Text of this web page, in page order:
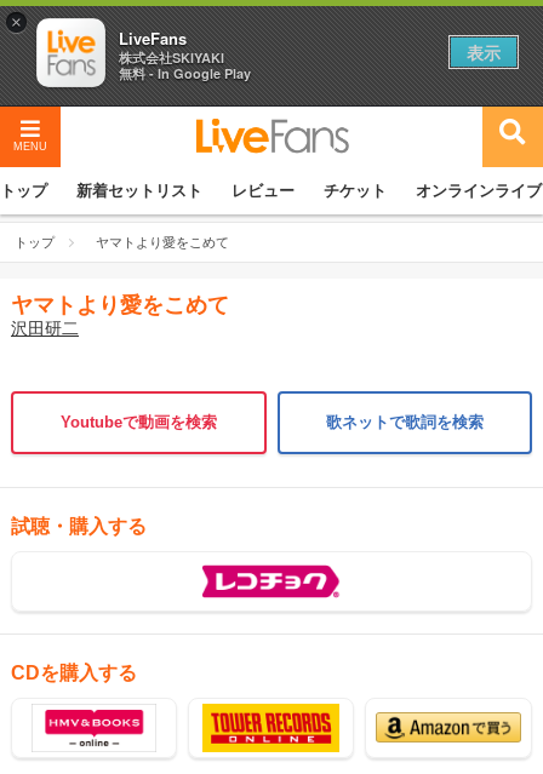
MENU
トップ 新着セットリスト レビュー チケット オンラインライブ
トップ ヤマトより愛をこめて
ヤマトより愛をこめて
沢田研二
Youtubeで動画を検索 歌ネットで歌詞を検索
試聴・購入する
CDを購入する
×
LiveFans
株式会社SKIYAKI
無料 - In Google Play
表示